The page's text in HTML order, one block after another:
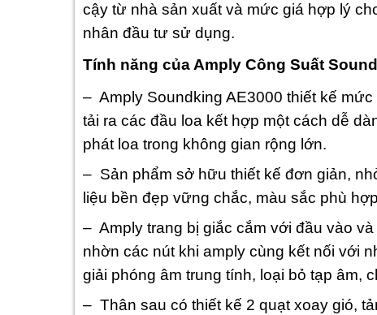
cậy từ nhà sản xuất và mức giá hợp lý
nhân đầu tư sử dụng.
Tính năng của Amply Công Suất
– Amply Soundking AE3000 thiết kế mức
tải ra các đầu loa kết hợp một cách dễ
phát loa trong không gian rộng lớn.
– Sản phẩm sở hữu thiết kế đơn giản,
liệu bền đẹp vững chắc, màu sắc phù
– Amply trang bị giắc cắm với đầu vào
nhờn các nút khi amply cùng kết nối với
giải phóng âm trung tính, loại bỏ tạp âm,
– Thân sau có thiết kế 2 quạt xoay gió,